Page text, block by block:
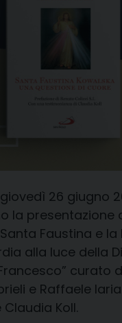
26 giugno
la presentazione
Faustina e la
alla luce della
curato
e Raffaele Iaria.
Koll.